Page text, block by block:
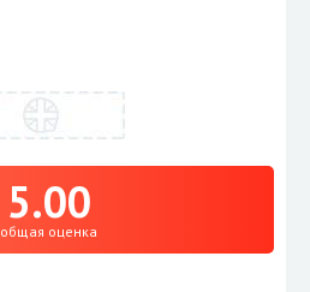
5.00
общая оценка